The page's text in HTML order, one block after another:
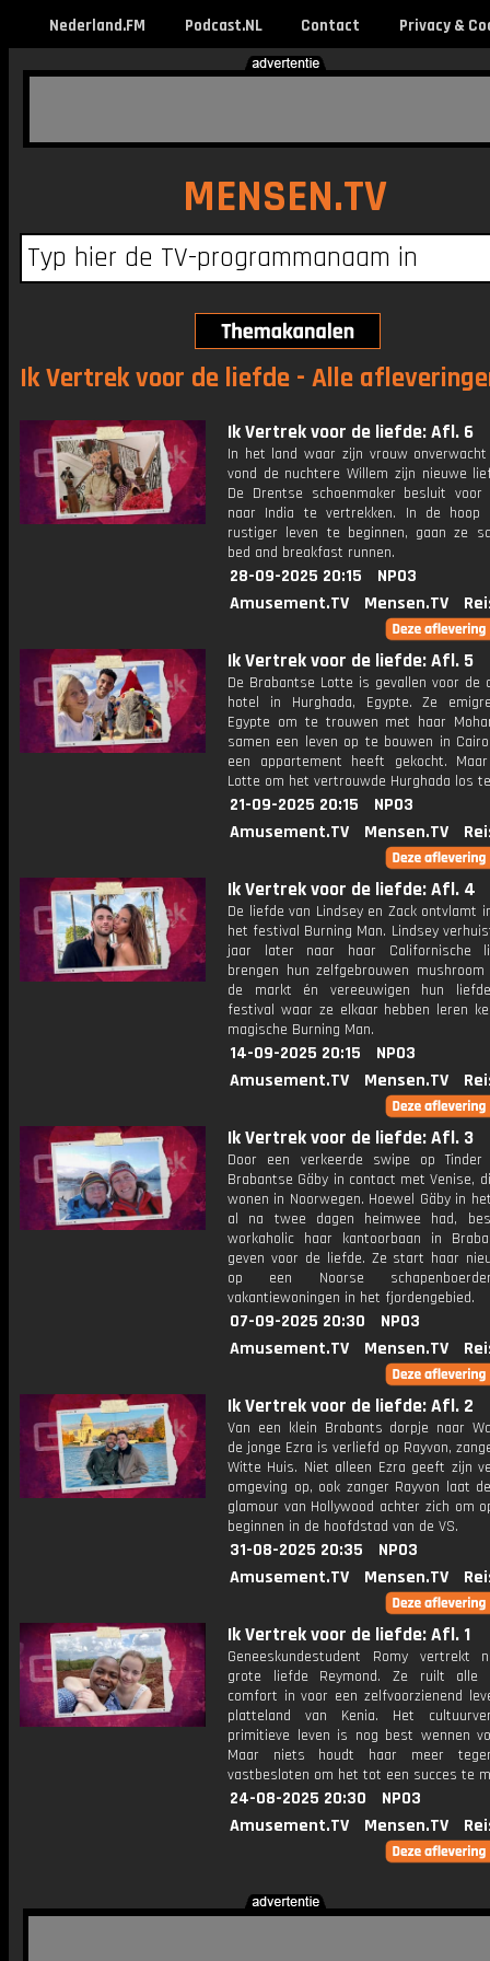
Nederland.FM Podcast.NL Contact Privacy &
MENSEN.TV
Ik Vertrek voor de liefde - Alle
Ik Vertrek voor de liefde: Afl. 6
In het land waar zijn vrouw onverwacht
vond de nuchtere Willem zijn nieuwe
De Drentse schoenmaker besluit
naar India te vertrekken. In de hoop
rustiger leven te beginnen, gaan ze
bed and breakfast runnen.
28-09-2025 20:15
NPO3
Amusement.TV
Mensen.TV
Ik Vertrek voor de liefde: Afl. 5
De Brabantse Lotte is gevallen voor de
hotel in Hurghada, Egypte. Ze
Egypte om te trouwen met haar
samen een leven op te bouwen in
een appartement heeft gekocht.
Lotte om het vertrouwde Hurghada los
21-09-2025 20:15
NPO3
Amusement.TV
Mensen.TV
Ik Vertrek voor de liefde: Afl. 4
De liefde van Lindsey en Zack ontvlamt
het festival Burning Man. Lindsey
jaar later naar haar Californische
brengen hun zelfgebrouwen
de markt én vereeuwigen hun
festival waar ze elkaar hebben leren
magische Burning Man.
14-09-2025 20:15
NPO3
Amusement.TV
Mensen.TV
Ik Vertrek voor de liefde: Afl. 3
Door een verkeerde swipe op
Brabantse Gäby in contact met Venise,
wonen in Noorwegen. Hoewel Gäby in
al na twee dagen heimwee had,
workaholic haar kantoorbaan in
geven voor de liefde. Ze start haar
op een Noorse
vakantiewoningen in het fjordengebied.
07-09-2025 20:30
NPO3
Amusement.TV
Mensen.TV
Ik Vertrek voor de liefde: Afl. 2
Van een klein Brabants dorpje naar
de jonge Ezra is verliefd op Rayvon,
Witte Huis. Niet alleen Ezra geeft zijn
omgeving op, ook zanger Rayvon laat
glamour van Hollywood achter zich om
beginnen in de hoofdstad van de VS.
31-08-2025 20:35
NPO3
Amusement.TV
Mensen.TV
Ik Vertrek voor de liefde: Afl. 1
Geneeskundestudent Romy vertrekt
grote liefde Reymond. Ze ruilt alle
comfort in voor een zelfvoorzienend
platteland van Kenia. Het
primitieve leven is nog best wennen
Maar niets houdt haar meer
vastbesloten om het tot een succes te
24-08-2025 20:30
NPO3
Amusement.TV
Mensen.TV